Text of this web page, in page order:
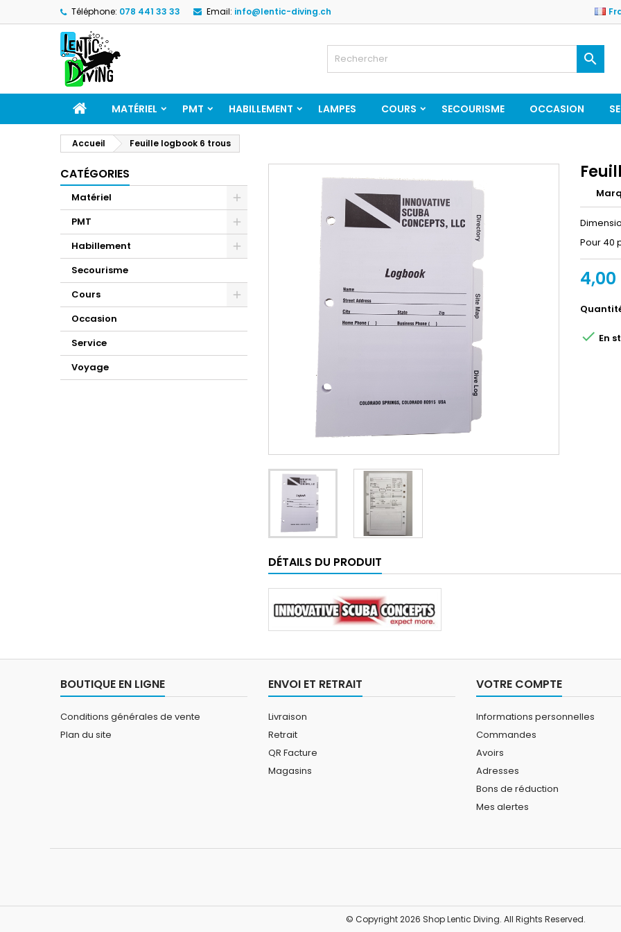
Téléphone: 078 441 33 33 Email: info@lentic-diving.ch

MATÉRIEL PMT HABILLEMENT LAMPES COURS SECOURISME OCCASION
Accueil Feuille logbook 6 trous
CATÉGORIES
Matériel
PMT
Habillement
Secourisme
Cours
Occasion
Service
Voyage
Pour 40
4,00
 En
DÉTAILS DU PRODUIT
BOUTIQUE EN LIGNE
Conditions générales de vente
Plan du site
ENVOI ET RETRAIT
Livraison
Retrait
QR Facture
Magasins
VOTRE COMPTE
Informations personnelles
Commandes
Avoirs
Adresses
Bons de réduction
Mes alertes
© Copyright 2026 Shop Lentic Diving. All Rights Reserved.